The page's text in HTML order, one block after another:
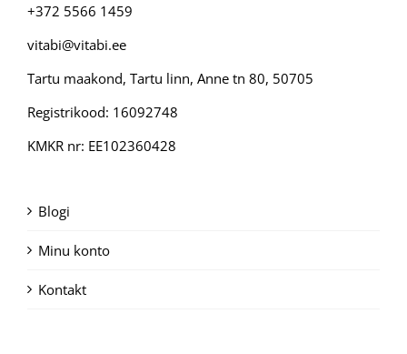
+372 5566 1459
vitabi@vitabi.ee
Tartu maakond, Tartu linn, Anne tn 80, 50705
Registrikood: 16092748
KMKR nr: EE102360428
Blogi
Minu konto
Kontakt